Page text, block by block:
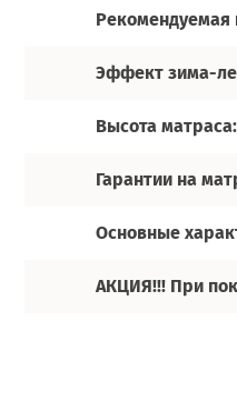
Рекомендуемая
Эффект зима-
Высота матраса:
Гарантии на
Основные
АКЦИЯ!!! При